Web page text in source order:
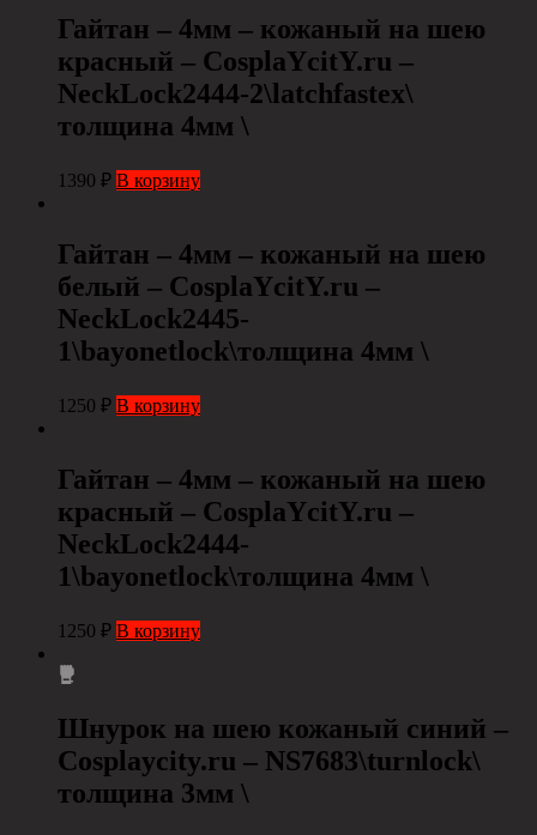
Гайтан – 4мм – кожаный на шею
красный – CosplaYcitY.ru –
NeckLock2444-2\latchfastex\
толщина 4мм \
1390 ₽ В корзину
Гайтан – 4мм – кожаный на шею
белый – CosplaYcitY.ru –
NeckLock2445-
1\bayonetlock\толщина 4мм \
1250 ₽ В корзину
Гайтан – 4мм – кожаный на шею
красный – CosplaYcitY.ru –
NeckLock2444-
1\bayonetlock\толщина 4мм \
1250 ₽ В корзину
Шнурок на шею кожаный синий –
Cosplaycity.ru – NS7683\turnlock\
толщина 3мм \